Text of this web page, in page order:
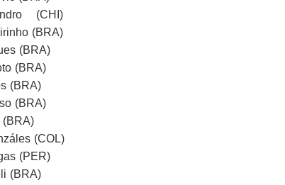
(CHI)
(BRA)
(BRA)
(BRA)
(BRA)
(BRA)
(BRA)
(COL)
(PER)
(BRA)